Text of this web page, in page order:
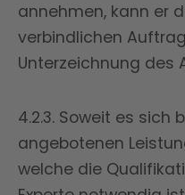
annehmen, kann er
verbindlichen
Unterzeichnung des
4.2.3. Soweit es sich
angebotenen
welche die